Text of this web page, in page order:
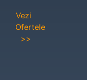
Vezi
Ofertele
>>